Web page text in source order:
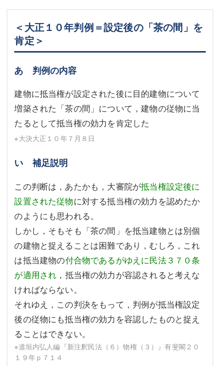
＜大正１０年判例＝設定後の「茶の間」を
肯定＞
あ 判例の内容
建物に抵当権が設定された後に目的建物について
増築された「茶の間」について，建物の従物に当
たるとして抵当権の効力を肯定した
※大決大正１０年７月８日
い 補足説明
この判断は，あたかも，大審院が抵当権設定後に
設置された従物に対する抵当権の効力を認めたか
のようにも思われる。
しかし，そもそも「茶の間」を抵当建物とは別個
の建物と捉えることは困難であり，むしろ，これ
は抵当建物の付合物であるがゆえに民法３７０条
が適用され ，抵当権の効力が容認されると考えな
ければならない。
それゆえ，この判決をもって，判例が抵当権設定
後の従物にも抵当権の効力を容認したものと捉え
ることはできない。
※道垣内弘人編『新注釈民法（６）物権（３）』有斐閣２０
１９年ｐ７１４